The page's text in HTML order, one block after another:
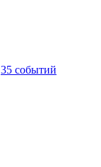
35 событий